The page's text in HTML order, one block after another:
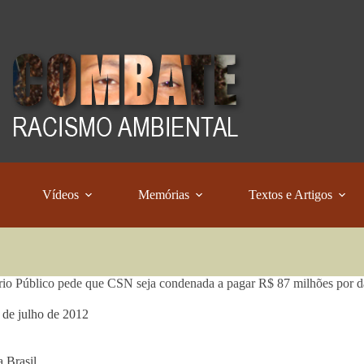
Vídeos Memórias Textos e Artigos
Público pede que CSN seja condenada a pagar R$ 87 milhões por
de julho de 2012
Brasil